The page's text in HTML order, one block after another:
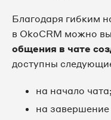
Благодаря гибким
в OkoCRM можно
общения в чате
доступны
на начало чата;
на завершение